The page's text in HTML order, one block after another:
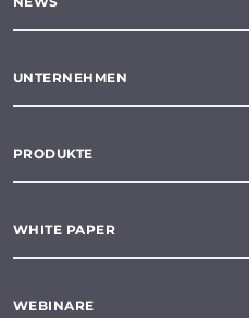
UNTERNEHMEN
PRODUKTE
WHITE PAPER
WEBINARE